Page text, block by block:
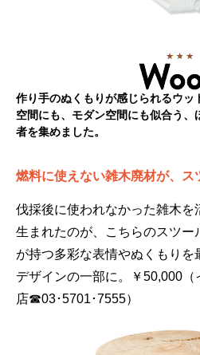
作り手のぬくもりが感じられるウッ
空間にも、モダン空間にも似合う
者を集めました。
燃料に使えない雑木廃材が、ス
伐採後に使われなかった雑木を
生まれたのが、こちらのスツー
が持つ多彩な表情やぬくもりを
デザインの一部に。￥50,000（
店☎03･5701･7555）